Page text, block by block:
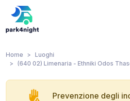
Home
Luoghi
(640 02) Limenaria - Ethniki Odos
Prevenzione degli